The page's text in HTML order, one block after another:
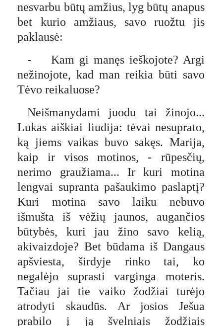
nesvarbu būtų amžius, lyg būtų anapus
bet kurio amžiaus, savo ruožtu jis
paklausė:
- Kam gi manęs ieškojote? Argi
nežinojote, kad man reikia būti savo
Tėvo reikaluose?
Neišmanydami juodu tai žinojo...
Lukas aiškiai liudija: tėvai nesuprato,
ką jiems vaikas buvo sakęs. Marija,
kaip ir visos motinos, - rūpesčių,
nerimo graužiama... Ir kuri motina
lengvai supranta pašaukimo paslaptį?
Kuri motina savo laiku nebuvo
išmušta iš vėžių jaunos, augančios
būtybės, kuri jau žino savo kelią,
akivaizdoje? Bet būdama iš Dangaus
apšviesta, širdyje rinko tai, ko
negalėjo suprasti varginga moteris.
Tačiau jai tie vaiko žodžiai turėjo
atrodyti skaudūs. Ar josios Ješua
prabilo į ją švelniais žodžiais